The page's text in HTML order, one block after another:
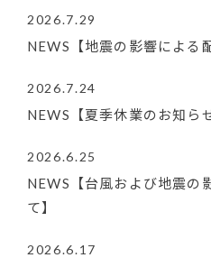
2026.7.29
NEWS【地震の影響による
2026.7.24
NEWS【夏季休業のお知ら
2026.6.25
NEWS【台風および地震の
て】
2026.6.17